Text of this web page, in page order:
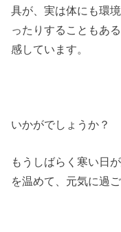
具が、実は体にも環
ったりすることもあ
感しています。
いかがでしょうか？
もうしばらく寒い日
を温めて、元気に過